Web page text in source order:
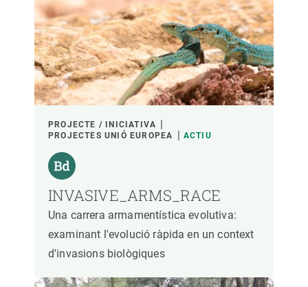
PROJECTE / INICIATIVA
PROJECTES UNIÓ EUROPEA
ACTIU
INVASIVE_ARMS_RACE
Una carrera armamentística evolutiva:
examinant l'evolució ràpida en un context
d'invasions biològiques